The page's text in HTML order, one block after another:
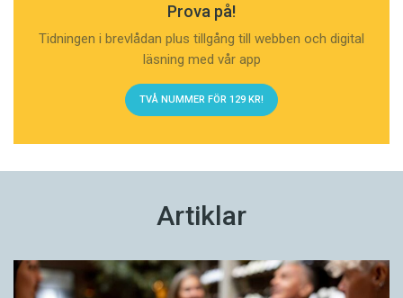
Prova på!
Tidningen i brevlådan plus tillgång till webben och digital
läsning med vår app
TVÅ NUMMER FÖR 129 KR!
Artiklar